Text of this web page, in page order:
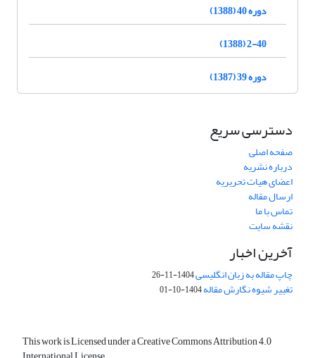
دوره 40 (1388)
2-40 (1388)
دوره 39 (1387)
دسترسی سریع
صفحه اصلی
درباره نشریه
اعضای هیات تحریریه
ارسال مقاله
تماس با ما
نقشه سایت
آخرین اخبار
چاپ مقاله به زبان انگلیسی1404-11-26
تغییر شیوه نگارش مقاله1404-10-01
This work is Licensed under a Creative Commons Attribution 4.0